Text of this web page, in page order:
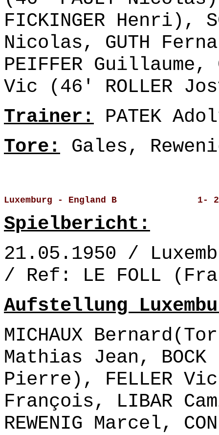
FICKINGER Henri),
Nicolas, GUTH
PEIFFER Guillaume,
Vic (46' ROLLER
Trainer: PATEK
Tore: Gales,
Luxemburg - England B               1-
Spielbericht:
21.05.1950 /
/ Ref: LE FOLL
Aufstellung
MICHAUX
Mathias Jean,
Pierre), FELLER Vic,
François, LIBAR
REWENIG Marcel,